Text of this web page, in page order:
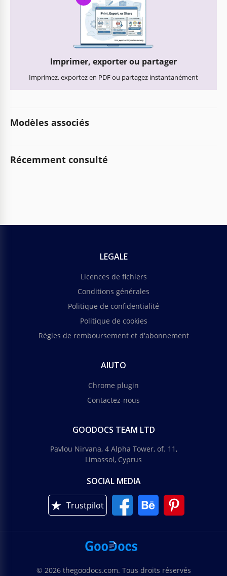
Imprimer, exporter ou partager
Imprimez, exportez en PDF ou partagez instantanément
Modèles associés
Récemment consulté
LEGALE
Licences de fichiers
Conditions générales
Politique de confidentialité
Politique de cookies
Règles de remboursement et d'abonnement
AIUTO
Chrome plugin
Contactez-nous
GOODOCS TEAM LTD
Pavlou Nirvana, 4 Alpha Tower, of. 11,
Limassol, Cyprus
SOCIAL MEDIA
Trustpilot
© 2026 thegoodocs.com. Tous droits réservés